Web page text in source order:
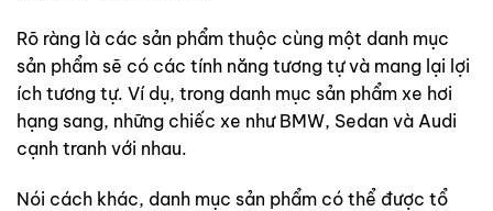
Rõ ràng là các sản phẩm thuộc cùng một danh mục
sản phẩm sẽ có các tính năng tương tự và mang lại lợi
ích tương tự. Ví dụ, trong danh mục sản phẩm xe hơi
hạng sang, những chiếc xe như BMW, Sedan và Audi
cạnh tranh với nhau.
Nói cách khác, danh mục sản phẩm có thể được tổ